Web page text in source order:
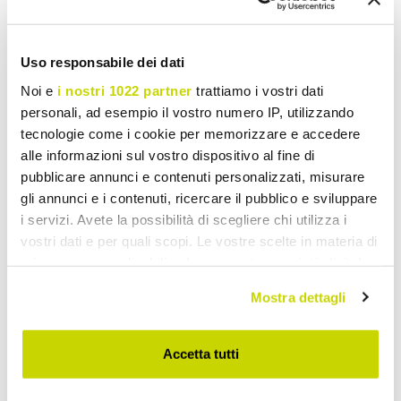
Uso responsabile dei dati
Noi e i nostri 1022 partner trattiamo i vostri dati
personali, ad esempio il vostro numero IP, utilizzando
tecnologie come i cookie per memorizzare e accedere
alle informazioni sul vostro dispositivo al fine di
pubblicare annunci e contenuti personalizzati, misurare
gli annunci e i contenuti, ricercare il pubblico e sviluppare
i servizi. Avete la possibilità di scegliere chi utilizza i
vostri dati e per quali scopi. Le vostre scelte in materia di
modificare o revocare il proprio consenso in qualsiasi
momento dalla Dichiarazione sui cookie o facendo clic
sull'icona di attivazione della privacy.
Mostra dettagli
Accetta tutti